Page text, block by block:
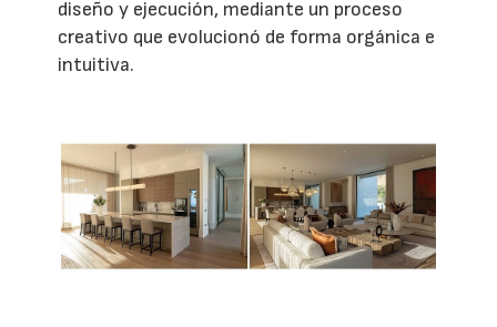
diseño y ejecución, mediante un proceso
creativo que evolucionó de forma orgánica e
intuitiva.